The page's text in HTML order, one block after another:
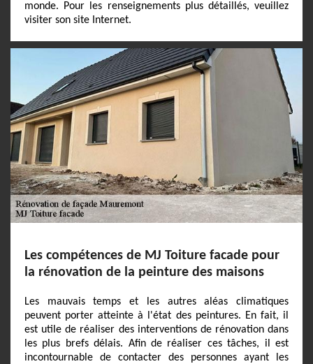
monde. Pour les renseignements plus détaillés, veuillez
visiter son site Internet.
Les compétences de MJ Toiture facade pour
la rénovation de la peinture des maisons
Les mauvais temps et les autres aléas climatiques
peuvent porter atteinte à l'état des peintures. En fait, il
est utile de réaliser des interventions de rénovation dans
les plus brefs délais. Afin de réaliser ces tâches, il est
incontournable de contacter des personnes ayant les